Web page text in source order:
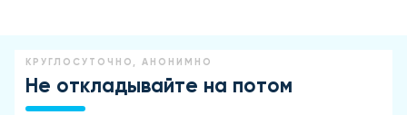
КРУГЛОСУТОЧНО, АНОНИМНО
Не откладывайте на потом